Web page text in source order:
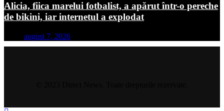
Alicia, fiica marelui fotbalist, a apărut într-o pereche
de bikini, iar internetul a explodat
august 7, 2026